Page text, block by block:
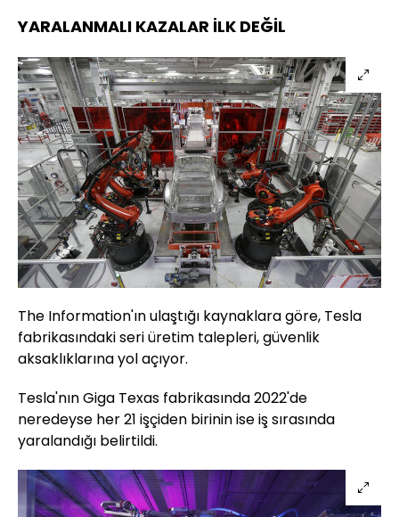
YARALANMALI KAZALAR İLK DEĞİL
The Information'ın ulaştığı kaynaklara göre, Tesla
fabrikasındaki seri üretim talepleri, güvenlik
aksaklıklarına yol açıyor.
Tesla'nın Giga Texas fabrikasında 2022'de
neredeyse her 21 işçiden birinin ise iş sırasında
yaralandığı belirtildi.